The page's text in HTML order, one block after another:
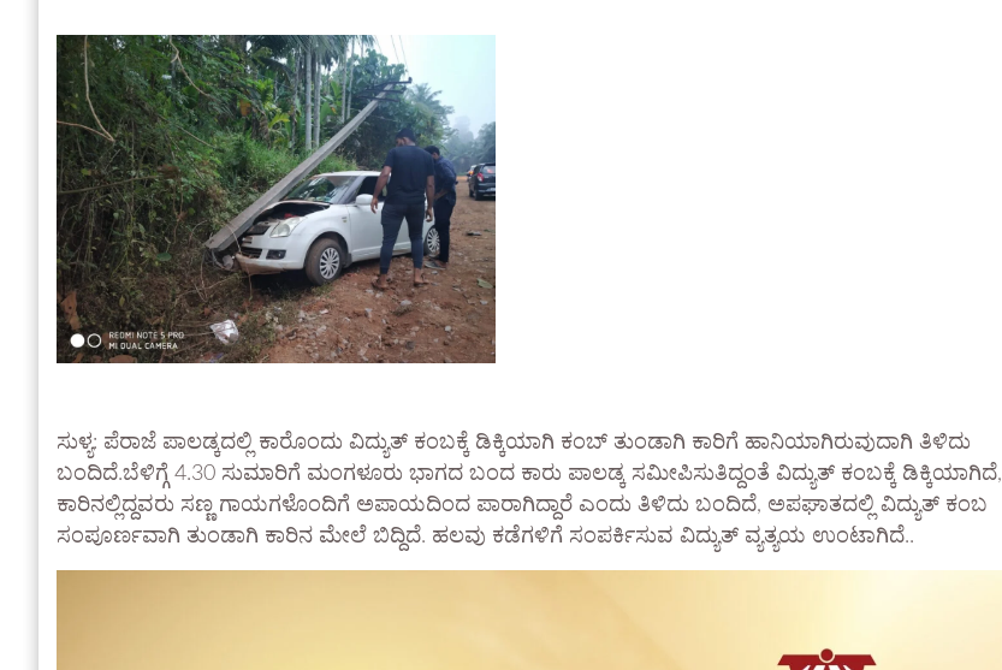
ಸುಳ್ಯ: ಪೆರಾಜೆ ಪಾಲಡ್ಕದಲ್ಲಿ ಕಾರೊಂದು ವಿದ್ಯುತ್ ಕಂಬಕ್ಕೆ ಡಿಕ್ಕಿಯಾಗಿ ಕಂಬ್ ತುಂಡಾಗಿ ಕಾರಿಗೆ ಹಾನಿಯಾಗಿರುವುದಾಗಿ ತಿಳಿದು
ಬಂದಿದೆ.ಬೆಳಿಗ್ಗೆ 4.30 ಸುಮಾರಿಗೆ ಮಂಗಳೂರು ಭಾಗದ ಬಂದ ಕಾರು ಪಾಲಡ್ಕ ಸಮೀಪಿಸುತಿದ್ದಂತೆ ವಿದ್ಯುತ್ ಕಂಬಕ್ಕೆ ಡಿಕ್ಕಿಯಾಗಿದೆ,
ಕಾರಿನಲ್ಲಿದ್ದವರು ಸಣ್ಣ ಗಾಯಗಳೊಂದಿಗೆ ಅಪಾಯದಿಂದ ಪಾರಾಗಿದ್ದಾರೆ ಎಂದು ತಿಳಿದು ಬಂದಿದೆ, ಅಪಘಾತದಲ್ಲಿ ವಿದ್ಯುತ್ ಕಂಬ
ಸಂಪೂರ್ಣವಾಗಿ ತುಂಡಾಗಿ ಕಾರಿನ ಮೇಲೆ ಬಿದ್ದಿದೆ. ಹಲವು ಕಡೆಗಳಿಗೆ ಸಂಪರ್ಕಿಸುವ ವಿದ್ಯುತ್ ವ್ಯತ್ಯಯ ಉಂಟಾಗಿದೆ..